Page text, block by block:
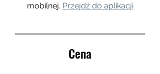
mobilnej. Przejdź do aplikacji
Cena